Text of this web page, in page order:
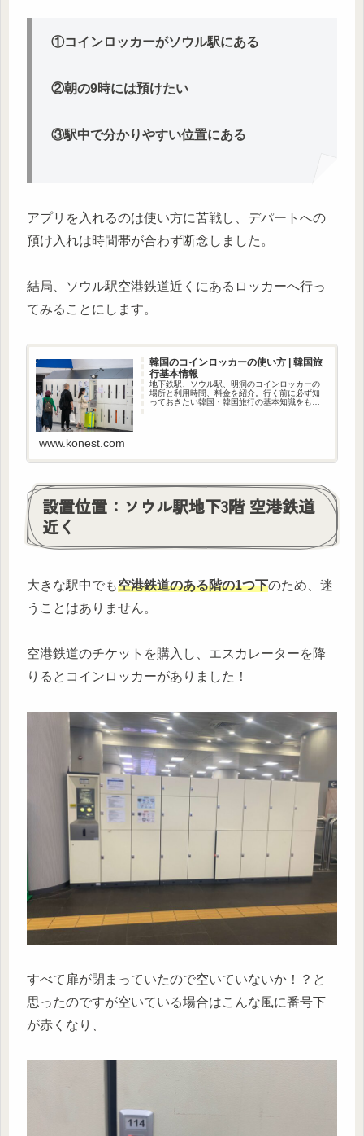
①コインロッカーがソウル駅にある
②朝の9時には預けたい
③駅中で分かりやすい位置にある
アプリを入れるのは使い方に苦戦し、デパートへの
預け入れは時間帯が合わず断念しました。
結局、ソウル駅空港鉄道近くにあるロッカーへ行っ
てみることにします。
韓国のコインロッカーの使い方 | 韓国旅
行基本情報
地下鉄駅、ソウル駅、明洞のコインロッカーの
場所と利用時間、料金を紹介。行く前に必ず知
っておきたい韓国・韓国旅行の基本知識をもれ
www.konest.com
設置位置：ソウル駅地下3階 空港鉄道
近く
大きな駅中でも空港鉄道のある階の1つ下のため、迷
うことはありません。
空港鉄道のチケットを購入し、エスカレーターを降
りるとコインロッカーがありました！
すべて扉が閉まっていたので空いていないか！？と
思ったのですが空いている場合はこんな風に番号下
が赤くなり、